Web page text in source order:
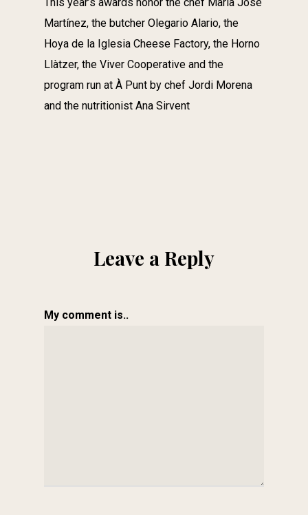
Martínez, the butcher Olegario Alario, the
Hoya de la Iglesia Cheese Factory, the Horno
Llàtzer, the Viver Cooperative and the
program run at À Punt by chef Jordi Morena
and the nutritionist Ana Sirvent
Leave a Reply
My comment is..